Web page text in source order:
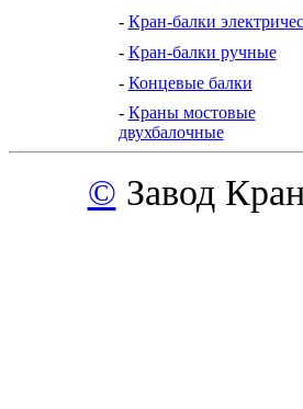
- Кран-балки
- Кран-балки ручные
- Концевые балки
- Краны мостовые
двухбалочные
© Завод